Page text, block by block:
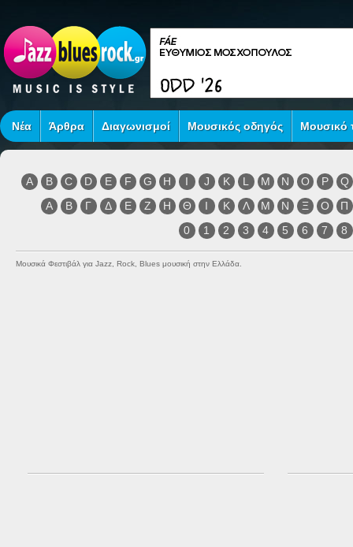
Νέα Άρθρα Διαγωνισμοί Μουσικός οδηγός Μουσικό
A B C D E F G H I J K L M N O P
Q
Α
Β Γ Δ Ε Ζ Η Θ Ι Κ Λ Μ Ν Ξ Ο
Π
0
1 2 3 4 5 6 7 8
Μουσικά Φεστιβάλ για Jazz, Rock, Blues μουσική στην Ελλάδα.